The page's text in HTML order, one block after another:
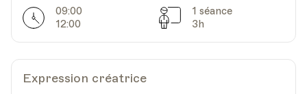
Lieu
HEP - Haute Ecole Pédagogique - Salle 820
1005, Lausanne
Horarires
09:00
12:00
Séances
1 séance
3h
Expression créatrice